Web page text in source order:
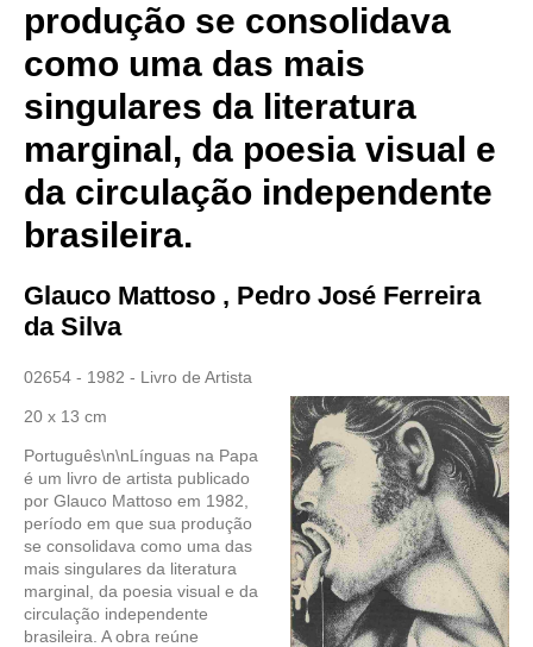
produção se consolidava
como uma das mais
singulares da literatura
marginal, da poesia visual e
da circulação independente
brasileira.
Glauco Mattoso , Pedro José Ferreira
da Silva
02654 - 1982 - Livro de Artista
20 x 13 cm
Português\n\nLínguas na Papa
é um livro de artista publicado
por Glauco Mattoso em 1982,
período em que sua produção
se consolidava como uma das
mais singulares da literatura
marginal, da poesia visual e da
circulação independente
brasileira. A obra reúne